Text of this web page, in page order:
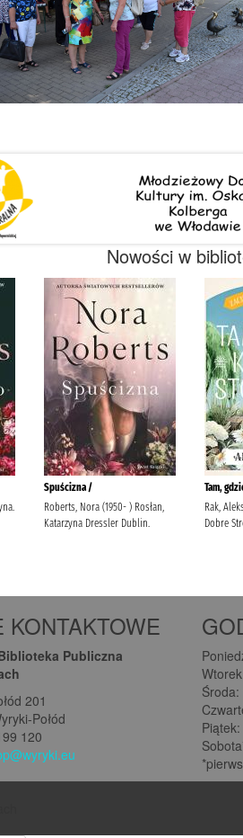
Nowości w
KONTAKTOWE
Publiczna
201
Połód
120